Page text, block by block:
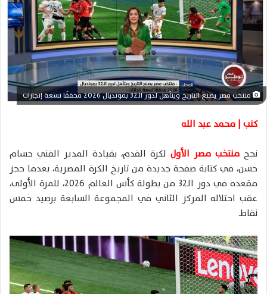
د
ا
إ
ل
ك
ت
ر
و
ا
منتخب مصر يصنع التاريخ ويتأهل لدور الـ32 بمونديال 2026 محققًا تسعة إنجازات
كتب | محمد عبد الله
نجح منتخب مصر الأول لكرة القدم، بقيادة المدير الفني حسام
حسن، في كتابة صفحة جديدة من تاريخ الكرة المصرية، بعدما حجز
مقعده في دور الـ32 من بطولة كأس العالم 2026، للمرة الأولى،
عقب احتلاله المركز الثاني في المجموعة السابعة برصيد خمس
نقاط.